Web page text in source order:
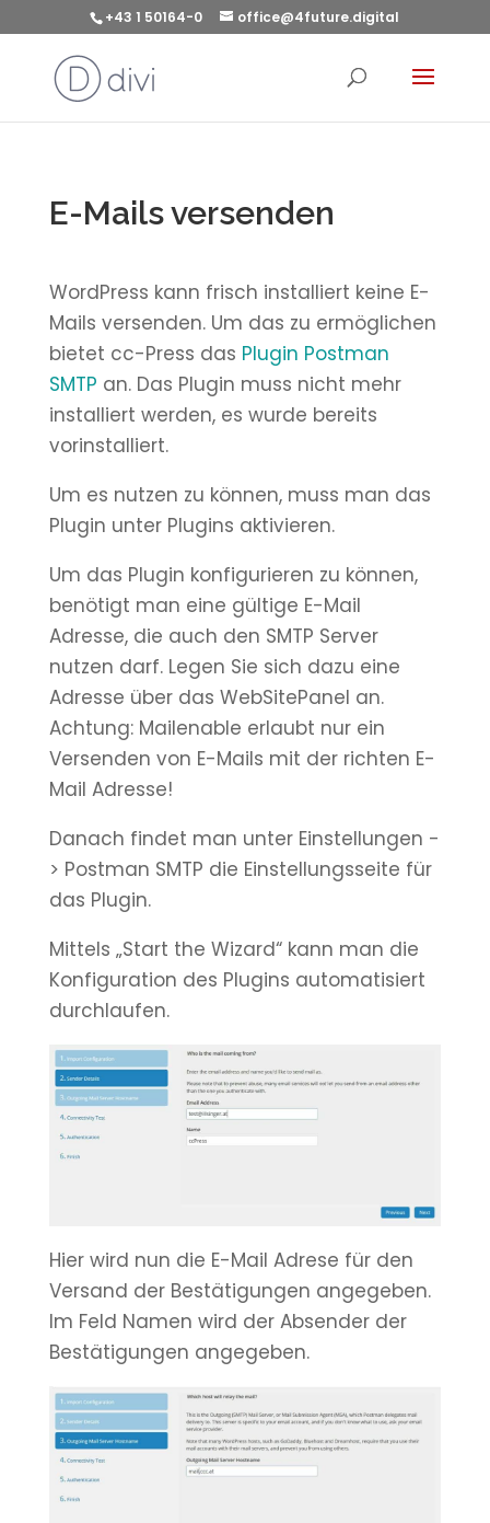
+43 1 50164-0 office@4future.digital
E-Mails versenden
WordPress kann frisch installiert keine E-
Mails versenden. Um das zu ermöglichen
bietet cc-Press das Plugin Postman
SMTP an. Das Plugin muss nicht mehr
installiert werden, es wurde bereits
vorinstalliert.
Um es nutzen zu können, muss man das
Plugin unter Plugins aktivieren.
Um das Plugin konfigurieren zu können,
benötigt man eine gültige E-Mail
Adresse, die auch den SMTP Server
nutzen darf. Legen Sie sich dazu eine
Adresse über das WebSitePanel an.
Achtung: Mailenable erlaubt nur ein
Versenden von E-Mails mit der richten E-
Mail Adresse!
Danach findet man unter Einstellungen -
> Postman SMTP die Einstellungsseite für
das Plugin.
Mittels „Start the Wizard“ kann man die
Konfiguration des Plugins automatisiert
durchlaufen.
Hier wird nun die E-Mail Adrese für den
Versand der Bestätigungen angegeben.
Im Feld Namen wird der Absender der
Bestätigungen angegeben.